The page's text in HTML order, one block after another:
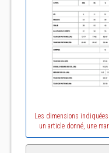
Les dimensions
un article donné, une